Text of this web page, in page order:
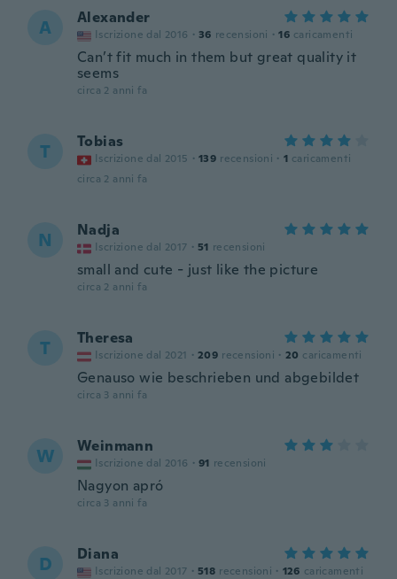
A Alexander
Iscrizione dal 2016 · 36 recensioni · 16 caricamenti
Can’t fit much in them but great quality it
seems
circa 2 anni fa
T Tobias
Iscrizione dal 2015 · 139 recensioni · 1 caricamenti
circa 2 anni fa
N Nadja
Iscrizione dal 2017 · 51 recensioni
small and cute - just like the picture
circa 2 anni fa
T Theresa
Iscrizione dal 2021 · 209 recensioni · 20 caricamenti
Genauso wie beschrieben und abgebildet
circa 3 anni fa
W Weinmann
Iscrizione dal 2016 · 91 recensioni
Nagyon apró
circa 3 anni fa
D Diana
Iscrizione dal 2017 · 518 recensioni · 126 caricamenti